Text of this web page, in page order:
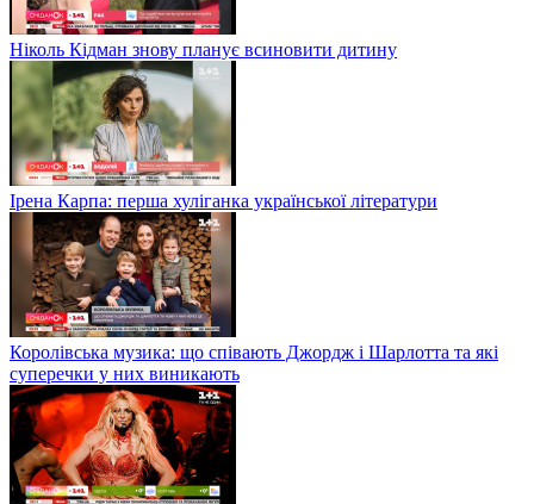
Ніколь Кідман знову планує всиновити дитину
Ірена Карпа: перша хуліганка української літератури
Королівська музика: що співають Джордж і Шарлотта та які
суперечки у них виникають